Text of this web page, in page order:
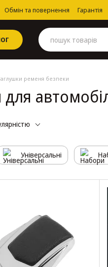
Обмін та повернення Гарантія
ременя безпеки
Універсальні